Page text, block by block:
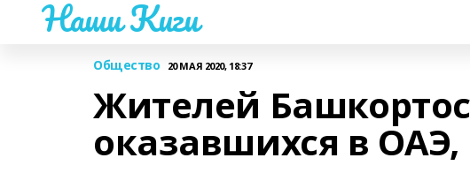
Наши Киги
Общество 20 МАЯ 2020, 18:37
Жителей
оказавшихся в